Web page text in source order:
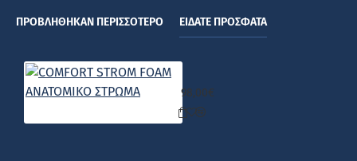
ΠΡΟΒΛΉΘΗΚΑΝ ΠΕΡΙΣΣΌΤΕΡΟ ΕΊΔΑΤΕ ΠΡΌΣΦΑΤΑ
98,00€